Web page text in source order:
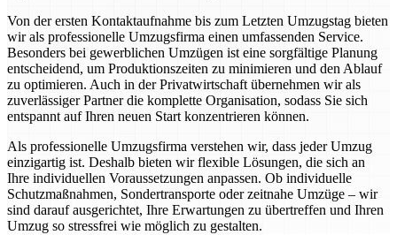
Von der ersten Kontaktaufnahme bis zum Letzten Umzugstag bieten
wir als professionelle Umzugsfirma einen umfassenden Service.
Besonders bei gewerblichen Umzügen ist eine sorgfältige Planung
entscheidend, um Produktionszeiten zu minimieren und den Ablauf
zu optimieren. Auch in der Privatwirtschaft übernehmen wir als
zuverlässiger Partner die komplette Organisation, sodass Sie sich
entspannt auf Ihren neuen Start konzentrieren können.
Als professionelle Umzugsfirma verstehen wir, dass jeder Umzug
einzigartig ist. Deshalb bieten wir flexible Lösungen, die sich an
Ihre individuellen Voraussetzungen anpassen. Ob individuelle
Schutzmaßnahmen, Sondertransporte oder zeitnahe Umzüge – wir
sind darauf ausgerichtet, Ihre Erwartungen zu übertreffen und Ihren
Umzug so stressfrei wie möglich zu gestalten.